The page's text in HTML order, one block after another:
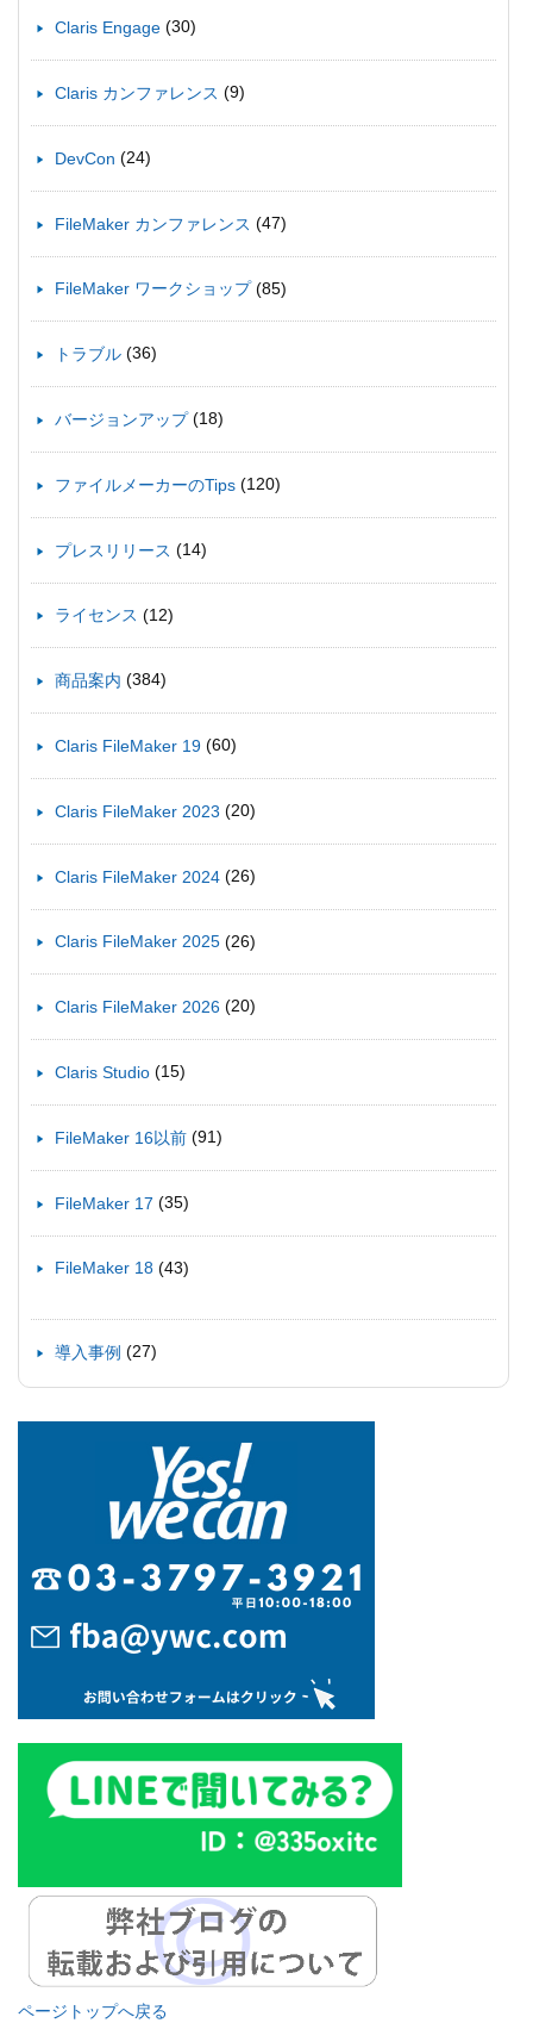
Claris Engage (30)
Claris カンファレンス (9)
DevCon (24)
FileMaker カンファレンス (47)
FileMaker ワークショップ(85)
トラブル (36)
バージョンアップ(18)
ファイルメーカーのTips (120)
プレスリリース (14)
ライセンス (12)
商品案内 (384)
Claris FileMaker 19 (60)
Claris FileMaker 2023 (20)
Claris FileMaker 2024 (26)
Claris FileMaker 2025 (26)
Claris FileMaker 2026 (20)
Claris Studio (15)
FileMaker 16以前 (91)
FileMaker 17 (35)
FileMaker 18 (43)
導入事例 (27)
ページトップへ戻る